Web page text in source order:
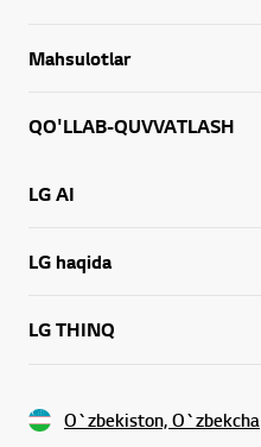
Mahsulotlar
QO'LLAB-QUVVATLASH
LG AI
LG haqida
LG THINQ
O`zbekiston, O`zbekcha